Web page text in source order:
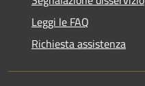
Leggi le FAQ
Richiesta assistenza